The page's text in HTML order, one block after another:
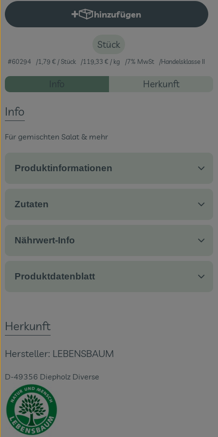
Veranstaltungen hinzufügen
Produkt zum Warenkorb
Stück
#60294 1,79 € / Stück 119,33 € / kg 7% MwSt Handelsklasse II
Rezepte
Info Herkunft
Info
Für gemischten Salat & mehr
Produktinformationen
Zutaten
Nährwert-Info
Produktdatenblatt
Herkunft
Hersteller: LEBENSBAUM
D-49356 Diepholz Diverse